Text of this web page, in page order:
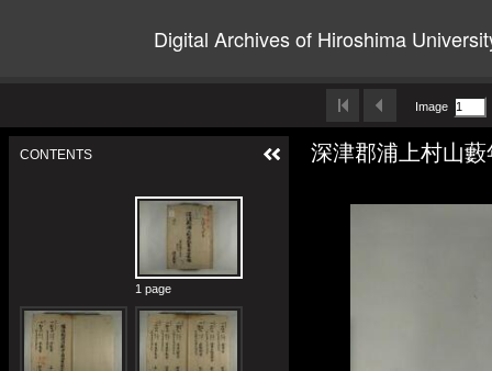
Digital Archives of Hiroshima